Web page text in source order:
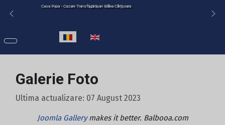
Casa Popa - Cazare Transfăgărășan Bâlea Cârțișoara
Selectați limba dvs
Galerie Foto
Ultima actualizare: 07 August 2023
Joomla Gallerymakes it better. Balbooa.com